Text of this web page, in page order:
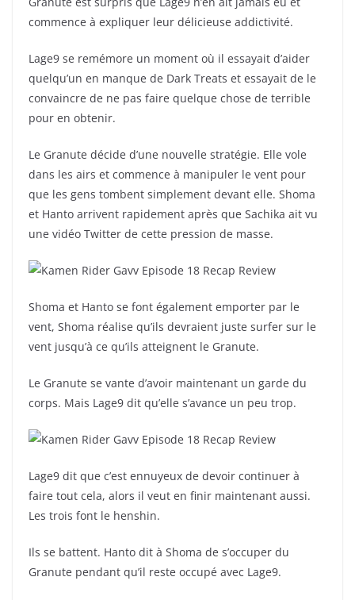
commence à expliquer leur délicieuse addictivité.
Lage9 se remémore un moment où il essayait d’aider
quelqu’un en manque de Dark Treats et essayait de le
convaincre de ne pas faire quelque chose de terrible
pour en obtenir.
Le Granute décide d’une nouvelle stratégie. Elle vole
dans les airs et commence à manipuler le vent pour
que les gens tombent simplement devant elle. Shoma
et Hanto arrivent rapidement après que Sachika ait vu
une vidéo Twitter de cette pression de masse.
Shoma et Hanto se font également emporter par le
vent, Shoma réalise qu’ils devraient juste surfer sur le
vent jusqu’à ce qu’ils atteignent le Granute.
Le Granute se vante d’avoir maintenant un garde du
corps. Mais Lage9 dit qu’elle s’avance un peu trop.
Lage9 dit que c’est ennuyeux de devoir continuer à
faire tout cela, alors il veut en finir maintenant aussi.
Les trois font le henshin.
Ils se battent. Hanto dit à Shoma de s’occuper du
Granute pendant qu’il reste occupé avec Lage9.